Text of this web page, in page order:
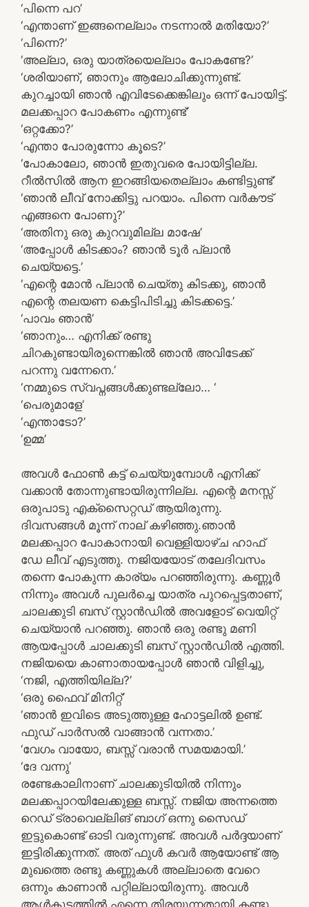
‘പിന്നെ പറ’
‘എന്താണ് ഇങ്ങനെല്ലാം നടന്നാൽ മതിയോ?’
‘പിന്നെ?’
‘അല്ലാ, ഒരു യാത്രയെല്ലാം പോകണ്ടേ?’
‘ശരിയാണ്, ഞാനും ആലോചിക്കുന്നുണ്ട്.
കുറച്ചായി ഞാൻ എവിടേക്കെങ്കിലും ഒന്ന് പോയിട്ട്.
മലക്കപ്പാറ പോകണം എന്നുണ്ട്’
‘ഒറ്റക്കോ?’
‘എന്താ പോരുന്നോ കൂടെ?’
‘പോകാലോ, ഞാൻ ഇതുവരെ പോയിട്ടില്ല.
റീൽസിൽ ആന ഇറങ്ങിയതെല്ലാം കണ്ടിട്ടുണ്ട്’
‘ഞാൻ ലീവ് നോക്കിട്ടു പറയാം. പിന്നെ വർകൗട്
എങ്ങനെ പോണു?’
‘അതിനു ഒരു കുറവുമില്ല മാഷേ’
‘അപ്പോൾ കിടക്കാം? ഞാൻ ടൂർ പ്ലാൻ
ചെയ്യട്ടെ.’
‘എന്റെ മോൻ പ്ലാൻ ചെയ്തു കിടക്കു, ഞാൻ
എന്റെ തലയണ കെട്ടിപിടിച്ചു കിടക്കട്ടെ.’
‘പാവം ഞാൻ’
‘ഞാനും… എനിക്ക് രണ്ടു
ചിറകുണ്ടായിരുന്നെങ്കിൽ ഞാൻ അവിടേക്ക്
പറന്നു വന്നേനെ.’
‘നമ്മുടെ സ്വപ്നങ്ങൾക്കുണ്ടല്ലോ… ‘
‘പെരുമാളേ’
‘എന്താടോ?’
‘ഉമ്മ’
അവൾ ഫോൺ കട്ട് ചെയ്യുമ്പോൾ എനിക്ക്
വക്കാൻ തോന്നുണ്ടായിരുന്നില്ല. എന്റെ മനസ്സ്
ഒരുപാടു എക്‌സൈറ്റഡ് ആയിരുന്നു.
ദിവസങ്ങൾ മൂന്ന് നാല് കഴിഞ്ഞു.ഞാൻ
മലക്കപ്പാറ പോകാനായി വെള്ളിയാഴ്ച ഹാഫ്
ഡേ ലീവ് എടുത്തു. നജിയയോട് തലേദിവസം
തന്നെ പോകുന്ന കാര്യം പറഞ്ഞിരുന്നു. കണ്ണൂർ
നിന്നും അവൾ പുലർച്ചെ യാത്ര പുറപ്പെട്ടതാണ്,
ചാലക്കുടി ബസ് സ്റ്റാൻഡിൽ അവളോട് വെയിറ്റ്
ചെയ്യാൻ പറഞ്ഞു. ഞാൻ ഒരു രണ്ടു മണി
ആയപ്പോൾ ചാലക്കുടി ബസ് സ്റ്റാൻഡിൽ എത്തി.
നജിയയെ കാണാതായപ്പോൾ ഞാൻ വിളിച്ചു,
‘നജി, എത്തിയില്ല?’
‘ഒരു ഫൈവ് മിനിറ്റ്’
‘ഞാൻ ഇവിടെ അടുത്തുള്ള ഹോട്ടലിൽ ഉണ്ട്.
ഫുഡ് പാർസൽ വാങ്ങാൻ വന്നതാ.’
‘വേഗം വായോ, ബസ്സ് വരാൻ സമയമായി.’
‘ദേ വന്നു’
രണ്ടേകാലിനാണ് ചാലക്കുടിയിൽ നിന്നും
മലക്കപ്പാറയിലേക്കുള്ള ബസ്സ്. നജിയ അന്നത്തെ
റെഡ് ട്രാവെല്ലിങ് ബാഗ് ഒന്നു സൈഡ്
ഇട്ടുകൊണ്ട് ഓടി വരുന്നുണ്ട്. അവൾ പർദ്ദയാണ്
ഇട്ടിരിക്കുന്നത്. അത് ഫുൾ കവർ ആയോണ്ട് ആ
മുഖത്തെ രണ്ടു കണ്ണുകൾ അല്ലാതെ വേറെ
ഒന്നും കാണാൻ പറ്റില്ലായിരുന്നു. അവൾ
ആൾകൂട്ടത്തിൽ എന്നെ തിരയുന്നതായി കണ്ടു.